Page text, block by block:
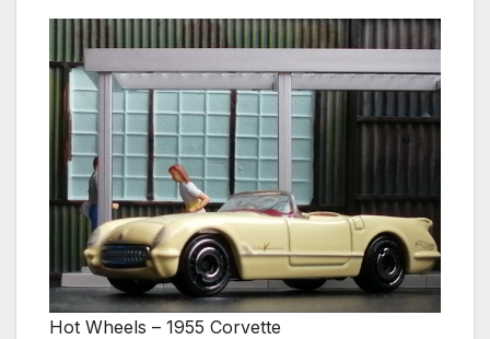
Hot Wheels – 1955 Corvette